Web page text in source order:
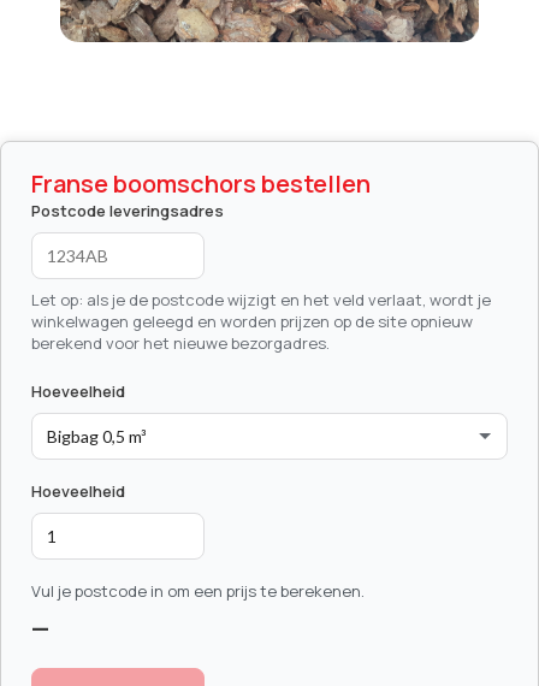
Franse boomschors bestellen
Postcode leveringsadres
Let op: als je de postcode wijzigt en het veld verlaat, wordt je
winkelwagen geleegd en worden prijzen op de site opnieuw
berekend voor het nieuwe bezorgadres.
Hoeveelheid
Hoeveelheid
Vul je postcode in om een prijs te berekenen.
—